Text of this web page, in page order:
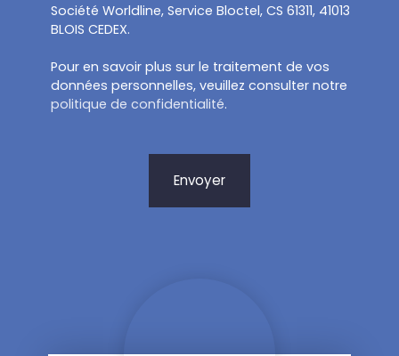
Société Worldline, Service Bloctel, CS 61311, 41013
BLOIS CEDEX.
Pour en savoir plus sur le traitement de vos
données personnelles, veuillez consulter notre
politique de confidentialité.
Envoyer